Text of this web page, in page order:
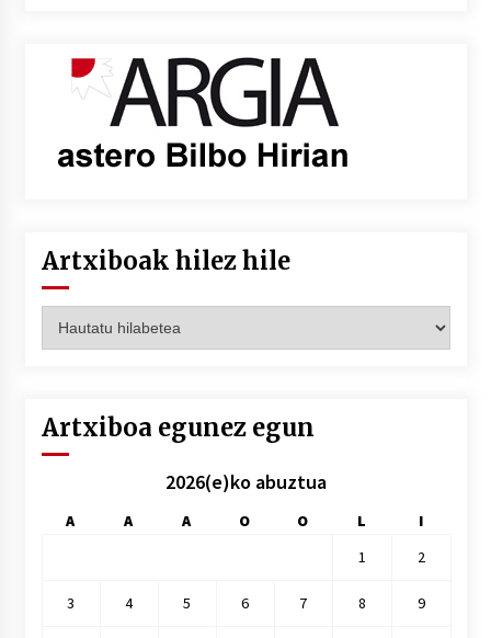
Artxiboak hilez hile
hilez
Artxiboa egunez egun
2026(e)ko abuztua
A A A O O L
I
1
2
3 4 5 6 7 8 9